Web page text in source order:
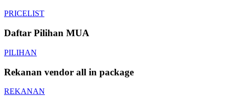
PRICELIST
️Daftar Pilihan MUA
PILIHAN
Rekanan vendor all in package
REKANAN